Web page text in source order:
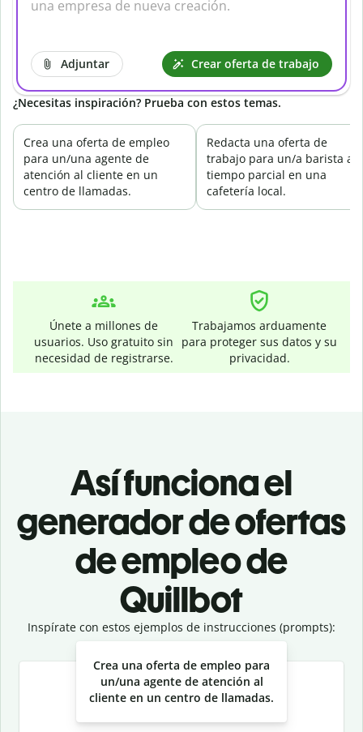
Adjuntar Crear oferta de trabajo
¿Necesitas inspiración? Prueba con estos temas.
Crea una oferta de empleo
para un/una agente de
atención al cliente en un
centro de llamadas.
Redacta una oferta de
trabajo para un/a barista a
tiempo parcial en una
cafetería local.
Únete a millones de
usuarios. Uso gratuito sin
necesidad de registrarse.
Trabajamos arduamente
para proteger sus datos y su
privacidad.
Así funciona el
generador de ofertas
de empleo de
Quillbot
Inspírate con estos ejemplos de instrucciones (prompts):
Crea una oferta de empleo para
un/una agente de atención al
cliente en un centro de llamadas.